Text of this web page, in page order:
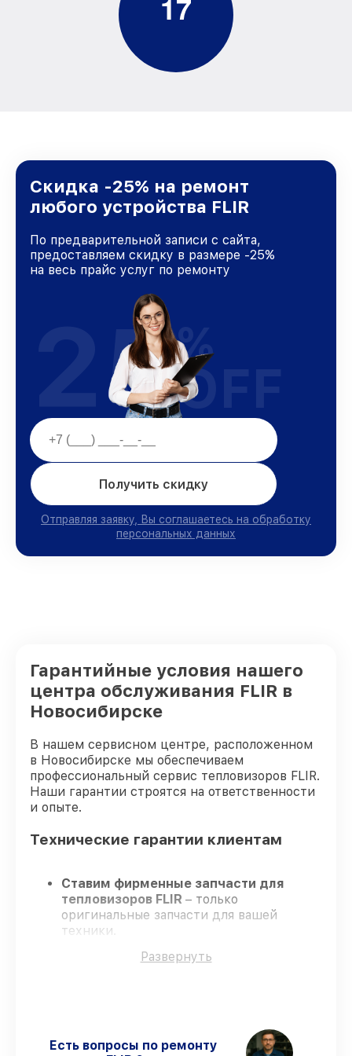
Скидка -25% на ремонт
любого устройства FLIR
По предварительной записи с сайта,
предоставляем скидку в размере -25%
на весь прайс услуг по ремонту
Получить скидку
Отправляя заявку, Вы соглашаетесь на обработку
персональных данных
25%
OFF
Гарантийные условия нашего
центра обслуживания FLIR в
Новосибирске
В нашем сервисном центре, расположенном
в Новосибирске мы обеспечиваем
профессиональный сервис тепловизоров FLIR.
Наши гарантии строятся на ответственности
и опыте.
Технические гарантии клиентам
Ставим фирменные запчасти для
тепловизоров FLIR – только
оригинальные запчасти для вашей
техники.
проходят строгий отбор, что
оговоренные сроки.
Развернуть
Есть вопросы по ремонту